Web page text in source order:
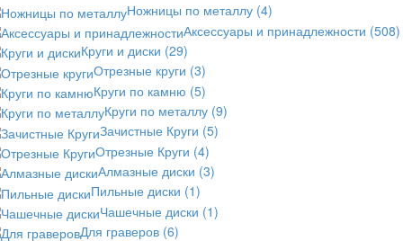
Ножницы по металлу (4)
Аксессуары и принадлежности (508)
Круги и диски (29)
Отрезные круги (3)
Круги по камню (5)
Круги по металлу (9)
Зачистные Круги (5)
Отрезные Круги (4)
Алмазные диски (3)
Пильные диски (1)
Чашечные диски (1)
Для граверов (6)